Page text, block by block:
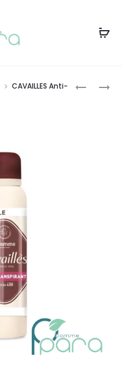
TUNIPLEX
CAVAILLES Anti-